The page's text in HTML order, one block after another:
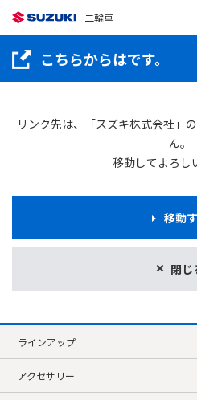
二輪車
こちらからはです。
リンク先は、「スズキ株式会社」
ん。
移動してよろし
閉じ
移動
ラインアップ
アクセサリー